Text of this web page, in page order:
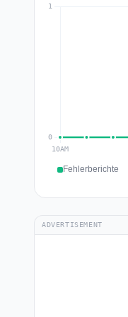
Fehlerberichte
ADVERTISEMENT